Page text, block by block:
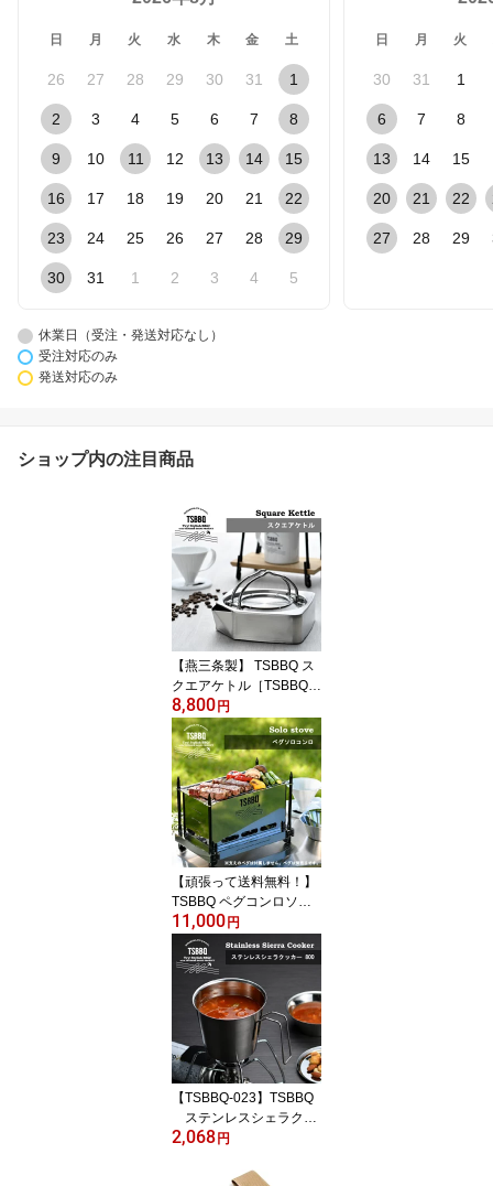
日 月 火 水 木 金 土
26 27 28 29 30 31 1
2 3 4 5 6 7 8
9 10 11 12 13 14 15
16 17 18 19 20 21 22
23 24 25 26 27 28 29
30 31 1 2 3 4 5
日 月 火
30 31 1
6 7 8
13 14 15
20 21 22
27 28 29
休業日（受注・発送対応なし）
受注対応のみ
発送対応のみ
ショップ内の注目商品
【燕三条製】 TSBBQ ス
クエアケトル［TSBBQ-0
16］ 薄く、コンパクト
設計のステンレス製角型
ケトル。全ての熱源に対
応！【頑張って送料無
料！】
8,800円
【頑張って送料無料！】
TSBBQ ペグコンロソロ
［TSBBQ-013］＜燕三
条製｜村の鍛冶屋＞コン
パクトに収納できるステ
ンレス製組み立て式コン
ロ ※ペグは付属しません
11,000円
【TSBBQ-023】TSBBQ
ステンレスシェラクッ
カー 800【燕三条製｜TS
キャンプで活躍インスタ
2,068円